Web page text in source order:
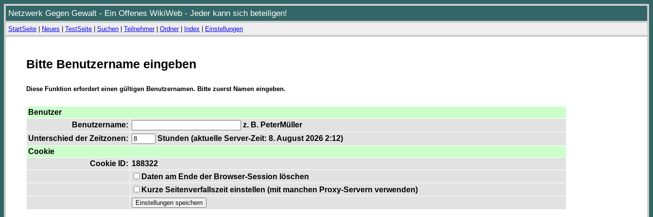
Netzwerk Gegen Gewalt - Ein Offenes WikiWeb - Jeder kann sich beteiligen!
StartSeite Neues TestSeite Suchen Teilnehmer| Ordner| Index Einstellungen
Bitte Benutzername eingeben
Diese Funktion erfordert einen gültigen Benutzernamen. Bitte zuerst Namen eingeben.
Benutzer
Benutzername:
z. B. PeterMüller
Unterschied der Zeitzonen:
Stunden (aktuelle Server-Zeit: 8. August 2026 2:12)
Cookie
Cookie ID: 188322
Daten am Ende der Browser-Session löschen
Kurze Seitenverfallszeit einstellen (mit manchen Proxy-Servern verwenden)